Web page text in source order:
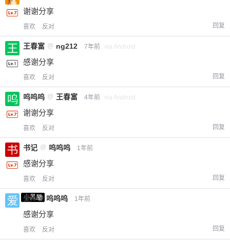
谢谢分享
喜欢 反对 回复
王春富 @ ng212 7年前 via Android
感谢分享
喜欢 反对 回复
呜呜呜 @ 王春富 4年前 via Android
谢谢分享
喜欢 反对 回复
书记 @ 呜呜呜 1年前
感谢分享
喜欢 反对 回复
小黑屋
爱X @ 呜呜呜 1年前
感谢分享
喜欢 反对 回复